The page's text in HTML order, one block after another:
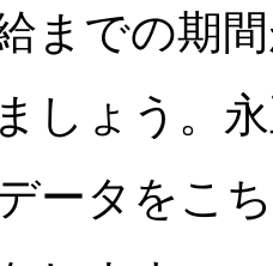
までの期
しょう。
ータをこ